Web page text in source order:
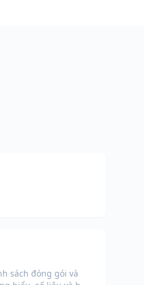
sách đóng gói và